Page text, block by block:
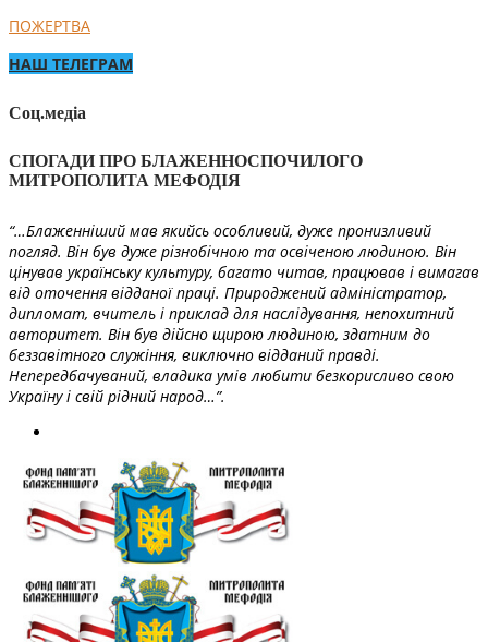
ПОЖЕРТВА
НАШ ТЕЛЕГРАМ
Соц.медіа
СПОГАДИ ПРО БЛАЖЕННОСПОЧИЛОГО
МИТРОПОЛИТА МЕФОДІЯ
“…Блаженніший мав якийсь особливий, дуже пронизливий
погляд. Він був дуже різнобічною та освіченою людиною. Він
цінував українську культуру, багато читав, працював і вимагав
від оточення відданої праці. Природжений адміністратор,
дипломат, вчитель і приклад для наслідування, непохитний
авторитет. Він був дійсно щирою людиною, здатним до
беззавітного служіння, виключно відданий правді.
Непередбачуваний, владика умів любити безкорисливо свою
Україну і свій рідний народ…”.